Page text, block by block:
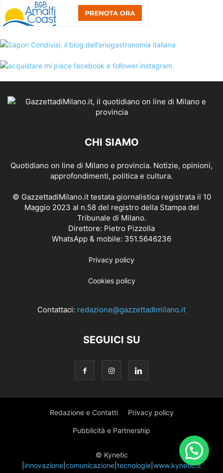
CHI SIAMO
Quotidiano on line di Milano e provincia. Notizie, opinioni,
approfondimenti, politica e cultura.
© GazzettadiMilano.it testata giornalistica registrata il 10
Maggio 2023 al n.58 del registro della Stampa del
Tribunale di Milano.
Direttore: Pietro Pizzolla
WhatsApp & mobile: 351.5646236
Privacy policy
Cookies policy
Contattaci: redazione@gazzettadimilano.it
SEGUICI SU
Redazione e Contatti Privacy policy
Pubblicità e Partnership
© Kynetic
innovazione comunicazione tecnologie www.kynetic.it